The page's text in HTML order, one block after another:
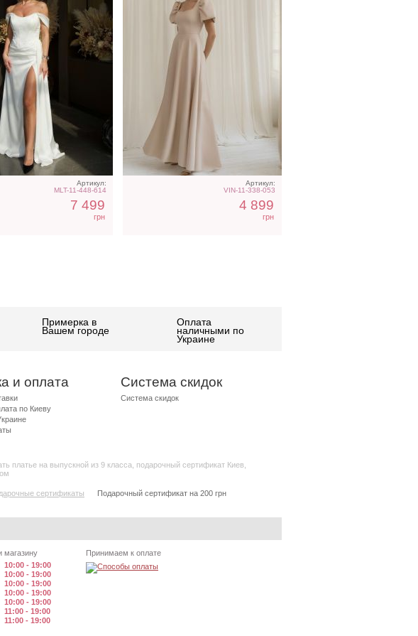
Артикул:
MLT-11-448-614
7 499
грн
Артикул:
VIN-11-338-053
4 899
грн
Примерка в
Вашем городе
Оплата
наличными по
Украине
и оплата
по Киеву
Система скидок
Система скидок
платье на выпускной из 9 класса подарочный сертификат Киев
сертификаты Подарочный сертификат на 200 грн
магазину
10:00 - 19:00
10:00 - 19:00
10:00 - 19:00
10:00 - 19:00
10:00 - 19:00
11:00 - 19:00
11:00 - 19:00
Принимаем к оплате